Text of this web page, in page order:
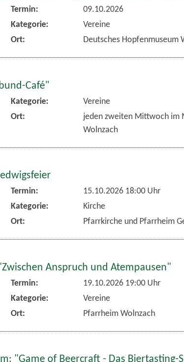
Termin:
09.10.2026
Kategorie:
Vereine
Ort:
Deutsches Hopfenmuseum
Café"
Kategorie:
Vereine
Ort:
jeden zweiten Mittwoch im
Wolnzach
Termin:
15.10.2026 18:00 Uhr
Kategorie:
Kirche
Ort:
Pfarrkirche und Pfarrheim
Anspruch und Atempausen"
Termin:
19.10.2026 19:00 Uhr
Kategorie:
Vereine
Ort:
Pfarrheim Wolnzach
"Game of Beercraft - Das Biertasting-